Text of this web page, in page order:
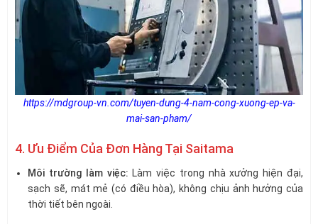
https://mdgroup-vn.com/tuyen-dung-4-nam-cong-xuong-ep-va-
mai-san-pham/
4. Ưu Điểm Của Đơn Hàng Tại Saitama
Môi trường làm việc: Làm việc trong nhà xưởng hiện đại,
sạch sẽ, mát mẻ (có điều hòa), không chịu ảnh hưởng của
thời tiết bên ngoài.